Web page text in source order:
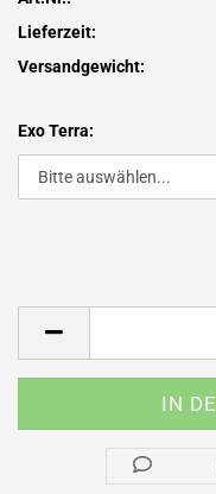
Lieferzeit:
Versandgewicht:
Exo Terra: